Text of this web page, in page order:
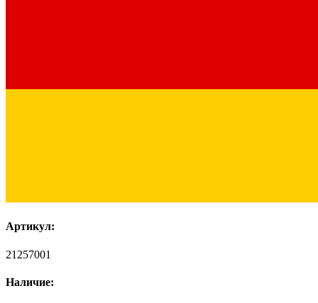
Артикул:
21257001
Наличие: